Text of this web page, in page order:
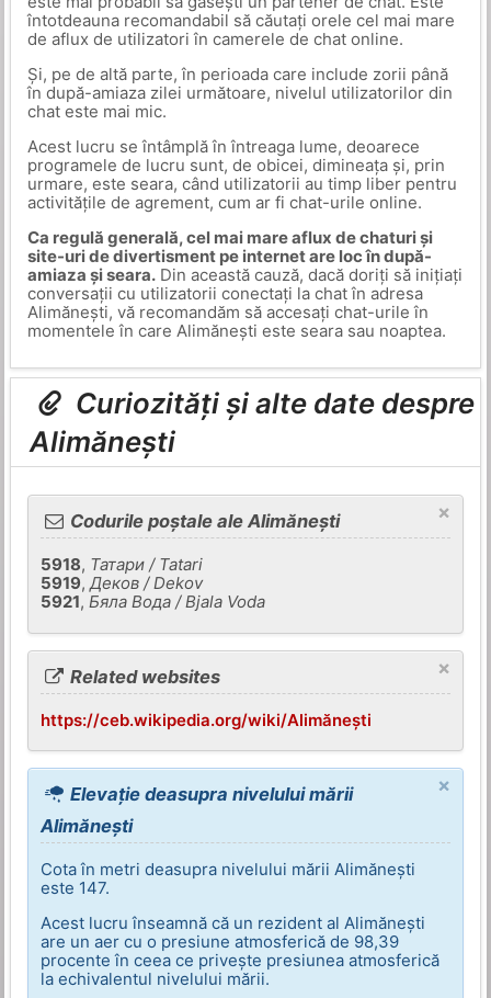
întotdeauna recomandabil să căutați orele cel mai mare
de aflux de utilizatori în camerele de chat online.
Și, pe de altă parte, în perioada care include zorii până
în după-amiaza zilei următoare, nivelul utilizatorilor din
chat este mai mic.
Acest lucru se întâmplă în întreaga lume, deoarece
programele de lucru sunt, de obicei, dimineața și, prin
urmare, este seara, când utilizatorii au timp liber pentru
activitățile de agrement, cum ar fi chat-urile online.
Ca regulă generală, cel mai mare aflux de chaturi și
site-uri de divertisment pe internet are loc în după-
amiaza și seara.Din această cauză, dacă doriți să inițiați
conversații cu utilizatorii conectați la chat în adresa
Alimănești, vă recomandăm să accesați chat-urile în
momentele în care Alimănești este seara sau noaptea.
Curiozități și alte date despre
Alimănești
×
Codurile poștale ale Alimănești
5918, Татари / Tatari
5919,Деков / Dekov
5921,Бяла Вода / Bjala Voda
×
Related websites
https://ceb.wikipedia.org/wiki/Alimănești
×
Elevație deasupra nivelului mării
Alimănești
Cota în metri deasupra nivelului mării Alimănești
este 147.
Acest lucru înseamnă că un rezident al Alimănești
are un aer cu o presiune atmosferică de 98,39
procente în ceea ce privește presiunea atmosferică
la echivalentul nivelului mării.